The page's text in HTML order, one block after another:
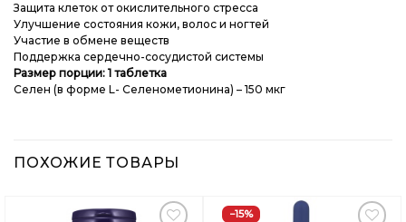
Защита клеток от окислительного стресса
Улучшение состояния кожи, волос и ногтей
Участие в обмене веществ
Поддержка сердечно-сосудистой системы
Размер порции: 1 таблетка
Селен (в форме L- Селенометионина) – 150 мкг
ПОХОЖИЕ ТОВАРЫ
−15%